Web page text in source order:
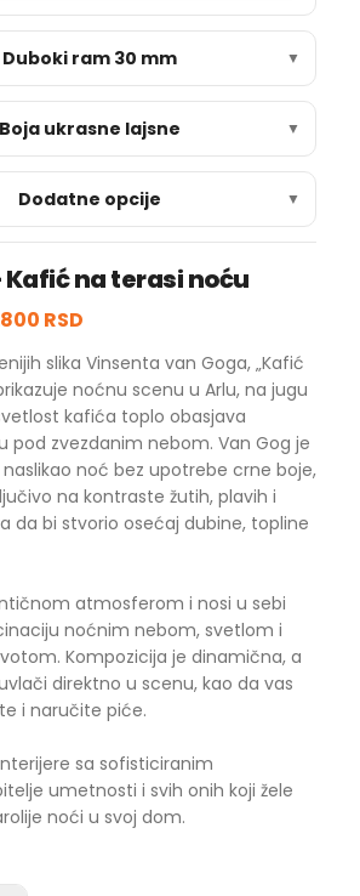
Duboki ram 30 mm ▼
Boja ukrasne lajsne ▼
Dodatne opcije ▼
Kafić na terasi noću
RSD
slika Vinsenta van Goga, „Kafić
noćnu scenu u Arlu, na jugu
kafića toplo obasjava
pod zvezdanim nebom. Van Gog je
noć bez upotrebe crne boje,
na kontraste žutih, plavih i
da bi stvorio osećaj dubine, topline
atmosferom i nosi u sebi
noćnim nebom, svetlom i
Kompozicija je dinamična, a
direktno u scenu, kao da vas
i naručite piće.
sa sofisticiranim
umetnosti i svih onih koji žele
noći u svoj dom.